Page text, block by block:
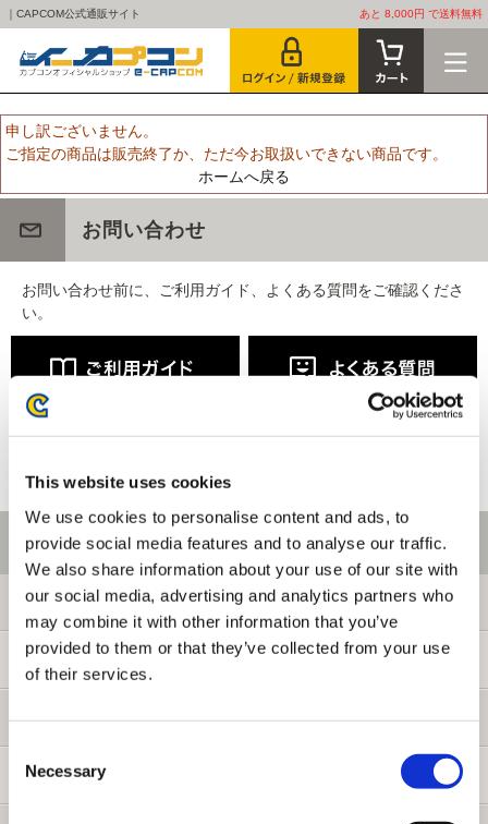
This website uses cookies
We use cookies to personalise content and ads, to
provide social media features and to analyse our traffic.
We also share information about your use of our site with
our social media, advertising and analytics partners who
may combine it with other information that you’ve
provided to them or that they’ve collected from your use
of their services.
Consent
Selection
Necessary
｜CAPCOM公式通販サイト あと 8,000円 で送料無料
申し訳ございません。
ご指定の商品は販売終了か、ただ今お取扱いできない商品です。
ホームへ戻る
お問い合わせ
お問い合わせ前に、ご利用ガイド、よくある質問をご確認くださ
い。
ご利用情報
初めての方へ
ご利用ガイド
よくある質問
お問い合わせ